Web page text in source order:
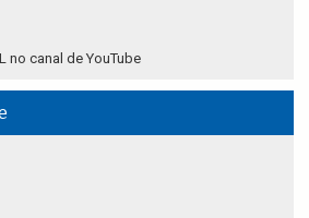
no canal de YouTube